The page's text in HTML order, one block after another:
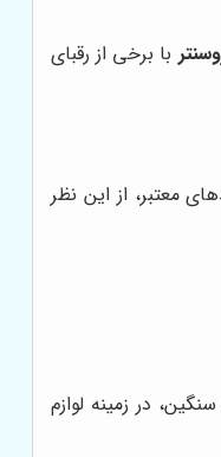
با برخی از رقبای
معتبر، از این نظر
در زمینه لوازم